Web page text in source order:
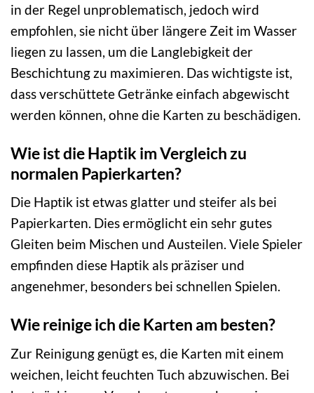
in der Regel unproblematisch, jedoch wird
empfohlen, sie nicht über längere Zeit im Wasser
liegen zu lassen, um die Langlebigkeit der
Beschichtung zu maximieren. Das wichtigste ist,
dass verschüttete Getränke einfach abgewischt
werden können, ohne die Karten zu beschädigen.
Wie ist die Haptik im Vergleich zu
normalen Papierkarten?
Die Haptik ist etwas glatter und steifer als bei
Papierkarten. Dies ermöglicht ein sehr gutes
Gleiten beim Mischen und Austeilen. Viele Spieler
empfinden diese Haptik als präziser und
angenehmer, besonders bei schnellen Spielen.
Wie reinige ich die Karten am besten?
Zur Reinigung genügt es, die Karten mit einem
weichen, leicht feuchten Tuch abzuwischen. Bei